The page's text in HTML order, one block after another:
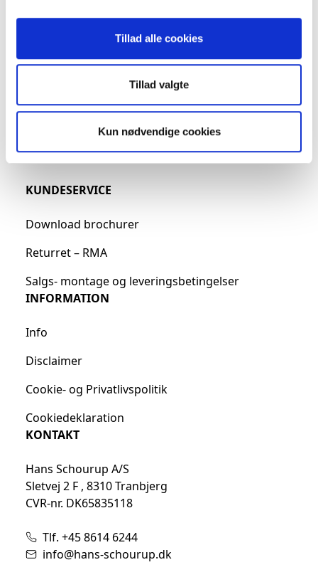
Tillad alle cookies
Tillad valgte
Kun nødvendige cookies
Vi skaber bedre plads med
effektive lagerløsninger
KUNDESERVICE
Download brochurer
Returret – RMA
Salgs- montage og leveringsbetingelser
INFORMATION
Info
Disclaimer
Cookie- og Privatlivspolitik
Cookiedeklaration
KONTAKT
Hans Schourup A/S
Sletvej 2 F , 8310 Tranbjerg
CVR-nr. DK65835118
Tlf. +45 8614 6244
info@hans-schourup.dk